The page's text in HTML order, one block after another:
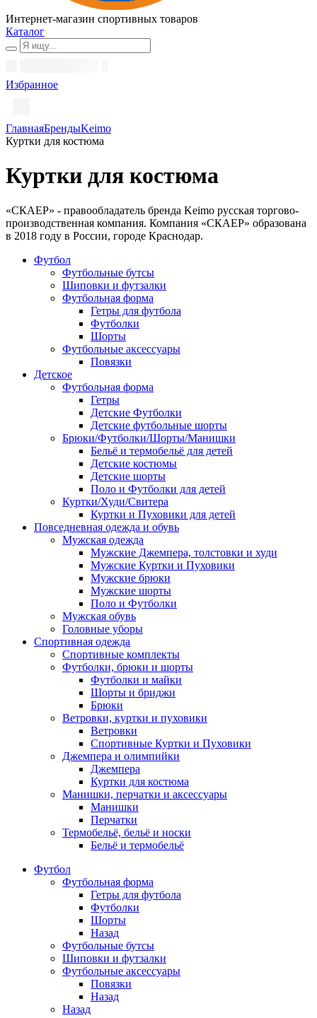
Интернет-магазин спортивных товаров
Каталог
Избранное
ГлавнаяБрендыKeimo
Куртки для костюма
Куртки для костюма
«СКАЕР» - правообладатель бренда Keimo русская торгово-
производственная компания. Компания «СКАЕР» образована
в 2018 году в России, городе Краснодар.
Футбол
Футбольные бутсы
Шиповки и футзалки
Футбольная форма
Гетры для футбола
Футболки
Шорты
Футбольные аксессуары
Повязки
Детское
Футбольная форма
Гетры
Детские Футболки
Детские футбольные шорты
Брюки/Футболки/Шорты/Манишки
Бельё и термобельё для детей
Детские костюмы
Детские шорты
Поло и Футболки для детей
Куртки/Худи/Свитера
Куртки и Пуховики для детей
Повседневная одежда и обувь
Мужская одежда
Мужские Джемпера, толстовки и худи
Мужские Куртки и Пуховики
Мужские брюки
Мужские шорты
Поло и Футболки
Мужская обувь
Головные уборы
Спортивная одежда
Спортивные комплекты
Футболки, брюки и шорты
Футболки и майки
Шорты и бриджи
Брюки
Ветровки, куртки и пуховики
Ветровки
Спортивные Куртки и Пуховики
Джемпера и олимпийки
Джемпера
Куртки для костюма
Манишки, перчатки и аксессуары
Манишки
Перчатки
Термобельё, бельё и носки
Бельё и термобельё
Футбол
Футбольная форма
Гетры для футбола
Футболки
Шорты
Назад
Футбольные бутсы
Шиповки и футзалки
Футбольные аксессуары
Повязки
Назад
Назад